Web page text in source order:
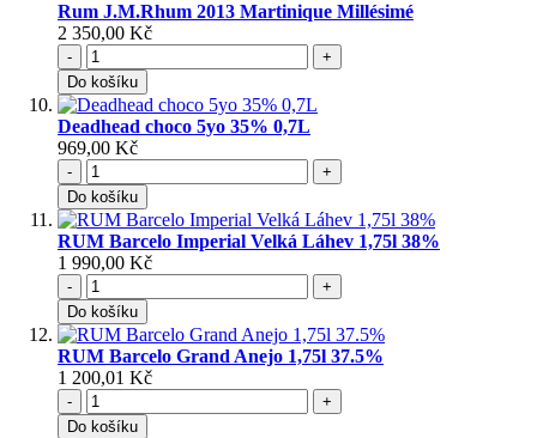
Rum J.M.Rhum 2013 Martinique Millésimé
2 350,00 Kč
-
+
Do košíku
Deadhead choco 5yo 35% 0,7L
969,00 Kč
-
+
Do košíku
RUM Barcelo Imperial Velká Láhev 1,75l 38%
1 990,00 Kč
-
+
Do košíku
RUM Barcelo Grand Anejo 1,75l 37.5%
1 200,01 Kč
-
+
Do košíku